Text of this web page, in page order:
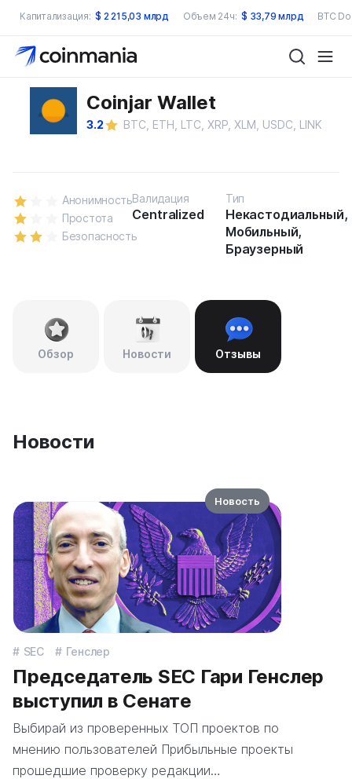
Капитализация: $ 2 215,03 млрд Объем 24ч: $ 33,79 млрд BTC
Coinjar Wallet
3.2 BTC, ETH, LTC, XRP, XLM, USDC, LINK
Анонимность
Простота
Безопасность
Валидация
Centralized
Тип
Некастодиальный,
Мобильный,
Браузерный
Обзор Новости Отзывы
Новости
SEC Генслер
Председатель SEC Гари Генслер
выступил в Сенате
Выбирай из проверенных ТОП проектов по
мнению пользователей Прибыльные проекты
прошедшие проверку редакции…
Новость